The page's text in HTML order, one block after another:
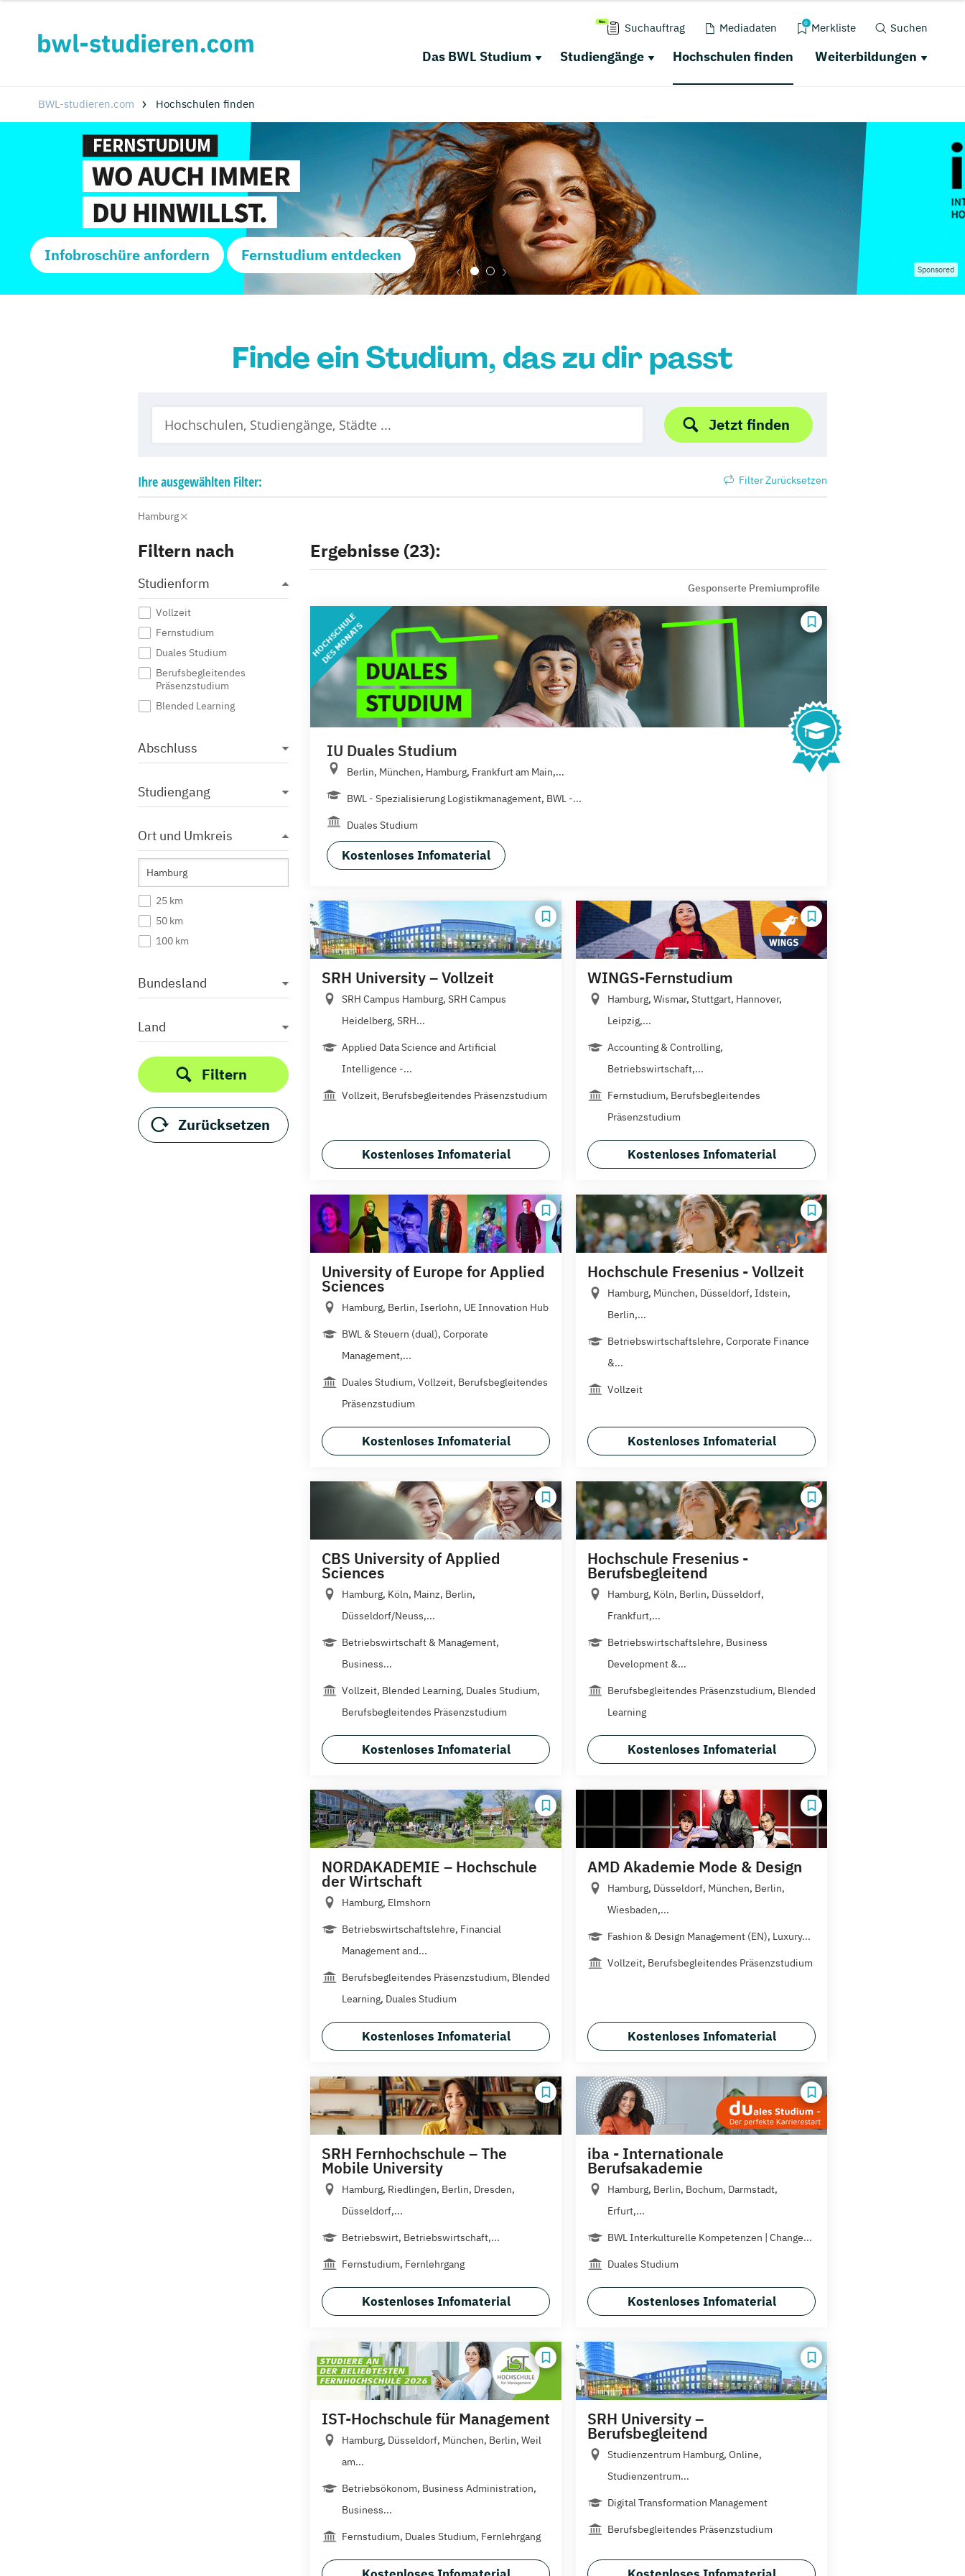
Suchauftrag Mediadaten 0 Merkliste Suchen
Das BWL Studium Studiengänge Hochschulen finden Weiterbildungen
BWL-studieren.com Hochschulen finden
Infobroschüre anfordern Fernstudium entdecken
Sponsored
Finde ein Studium, das zu dir passt
Jetzt finden
Ihreausgewählten Filter: Filter Zurücksetzen
Hamburg
Filtern nach
Studienform
Vollzeit
Fernstudium
Duales Studium
Berufsbegleitendes
Präsenzstudium
Blended Learning
Abschluss
Studiengang
Ort und Umkreis
25 km
50 km
100 km
Bundesland
Land
Filtern
Zurücksetzen
Ergebnisse (23):
Gesponserte Premiumprofile
HOCHSCHULE
DES MONATS
IU Duales Studium
Berlin, München, Hamburg, Frankfurt am Main,...
BWL - Spezialisierung Logistikmanagement, BWL -...
Duales Studium
Kostenloses Infomaterial
SRH University – Vollzeit
SRH Campus Hamburg, SRH Campus
Heidelberg, SRH...
Applied Data Science and Artificial
Intelligence -...
Vollzeit, Berufsbegleitendes Präsenzstudium
Kostenloses Infomaterial
WINGS-Fernstudium
Hamburg, Wismar, Stuttgart, Hannover,
Leipzig,...
Accounting & Controlling,
Betriebswirtschaft,...
Fernstudium, Berufsbegleitendes
Präsenzstudium
Kostenloses Infomaterial
University of Europe for Applied
Sciences
Hamburg, Berlin, Iserlohn, UE Innovation Hub
BWL & Steuern (dual), Corporate
Management,...
Duales Studium, Vollzeit, Berufsbegleitendes
Präsenzstudium
Kostenloses Infomaterial
Hochschule Fresenius - Vollzeit
Hamburg, München, Düsseldorf, Idstein,
Berlin,...
Betriebswirtschaftslehre, Corporate Finance
&...
Vollzeit
Kostenloses Infomaterial
CBS University of Applied
Sciences
Hamburg, Köln, Mainz, Berlin,
Düsseldorf/Neuss,...
Betriebswirtschaft & Management,
Business...
Vollzeit, Blended Learning, Duales Studium,
Berufsbegleitendes Präsenzstudium
Kostenloses Infomaterial
Hochschule Fresenius -
Berufsbegleitend
Hamburg, Köln, Berlin, Düsseldorf,
Frankfurt,...
Betriebswirtschaftslehre, Business
Development &...
Berufsbegleitendes Präsenzstudium, Blended
Learning
Kostenloses Infomaterial
NORDAKADEMIE – Hochschule
der Wirtschaft
Hamburg, Elmshorn
Betriebswirtschaftslehre, Financial
Management and...
Berufsbegleitendes Präsenzstudium, Blended
Learning, Duales Studium
Kostenloses Infomaterial
AMD Akademie Mode & Design
Hamburg, Düsseldorf, München, Berlin,
Wiesbaden,...
Fashion & Design Management (EN), Luxury...
Vollzeit, Berufsbegleitendes Präsenzstudium
Kostenloses Infomaterial
SRH Fernhochschule – The
Mobile University
Hamburg, Riedlingen, Berlin, Dresden,
Düsseldorf,...
Betriebswirt, Betriebswirtschaft,...
Fernstudium, Fernlehrgang
Kostenloses Infomaterial
iba - Internationale
Berufsakademie
Hamburg, Berlin, Bochum, Darmstadt,
Erfurt,...
BWL Interkulturelle Kompetenzen | Change...
Duales Studium
Kostenloses Infomaterial
IST-Hochschule für Management
Hamburg, Düsseldorf, München, Berlin, Weil
am...
Betriebsökonom, Business Administration,
Business...
Fernstudium, Duales Studium, Fernlehrgang
SRH University –
Berufsbegleitend
Studienzentrum Hamburg, Online,
Studienzentrum...
Digital Transformation Management
Berufsbegleitendes Präsenzstudium